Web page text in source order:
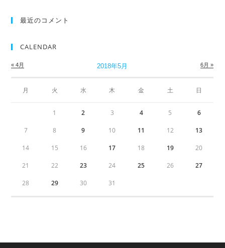
最近のコメント
CALENDAR
2018年5月
月 火 水 木 金 土 日
« 4月 6月 »
1 2 3 4 5 6
7 8 9 10 11 12 13
14 15 16 17 18 19 20
21 22 23 24 25 26 27
28 29 30 31